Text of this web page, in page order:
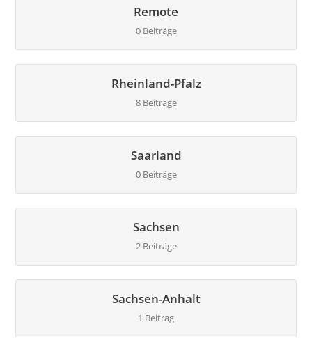
Remote
0 Beiträge
Rheinland-Pfalz
8 Beiträge
Saarland
0 Beiträge
Sachsen
2 Beiträge
Sachsen-Anhalt
1 Beitrag